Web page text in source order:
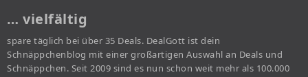
… vielfältig
spare täglich bei über 35 Deals. DealGott ist dein
Schnäppchenblog mit einer großartigen Auswahl an Deals und
Schnäppchen. Seit 2009 sind es nun schon weit mehr als 100.000